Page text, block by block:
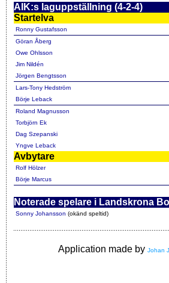
AIK:s laguppställning (4-2-4)
Startelva
Ronny Gustafsson
Göran Åberg
Owe Ohlsson
Jim Nildén
Jörgen Bengtsson
Lars-Tony Hedström
Börje Leback
Roland Magnusson
Torbjörn Ek
Dag Szepanski
Yngve Leback
Avbytare
Rolf Hölzer
Börje Marcus
Noterade spelare i Landskrona
Sonny Johansson (okänd speltid)
Application made by Johan